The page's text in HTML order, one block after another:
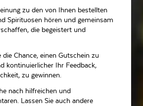
zu den von Ihnen bestellten
Spirituosen hören und gemeinsam
die begeistert und
Chance, einen Gutschein zu
kontinuierlicher Ihr Feedback,
zu gewinnen.
nach hilfreichen und
Lassen Sie auch andere